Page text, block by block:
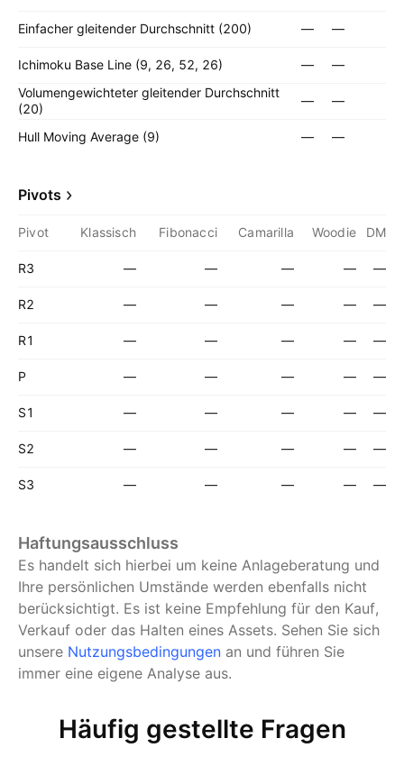
Einfacher gleitender Durchschnitt (200) — —
Ichimoku Base Line (9, 26, 52, 26) —
—
Volumengewichteter gleitender Durchschnitt
(20)
— —
Hull Moving Average (9) — —
Pivots
Pivot Klassisch Fibonacci Camarilla Woodie DM
R3 — — — — —
R2 — — — — —
R1 — — — — —
P — — — — —
S1 — — — — —
S2 — — — — —
S3 — — — — —
Haftungsausschluss
Es handelt sich hierbei um keine Anlageberatung und
Ihre persönlichen Umstände werden ebenfalls nicht
berücksichtigt. Es ist keine Empfehlung für den Kauf,
Verkauf oder das Halten eines Assets. Sehen Sie sich
unsere Nutzungsbedingungen an und führen Sie
immer eine eigene Analyse aus.
Häufig gestellte Fragen